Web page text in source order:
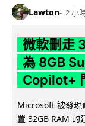
Lawton 2 小
微軟刪走
為 8GB
Copilot+
Microsoft 被發現
置 32GB RAM 的